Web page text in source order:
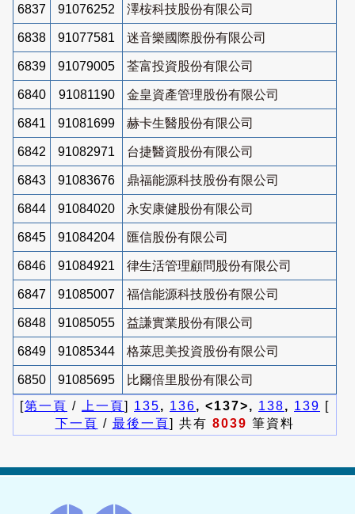
6837 91076252 澤桉科技股份有限公司
6838 91077581 迷音樂國際股份有限公司
6839 91079005 荃富投資股份有限公司
6840 91081190 金皇資產管理股份有限公司
6841 91081699 赫卡生醫股份有限公司
6842 91082971 台捷醫資股份有限公司
6843 91083676 鼎福能源科技股份有限公司
6844 91084020 永安康健股份有限公司
6845 91084204 匯信股份有限公司
6846 91084921 律生活管理顧問股份有限公司
6847 91085007 福信能源科技股份有限公司
6848 91085055 益謙實業股份有限公司
6849 91085344 格萊思美投資股份有限公司
6850 91085695
比爾倍里股份有限公司
[第一頁 / 上一頁] 135, 136, <137>, 138, 139 [
下一頁 / 最後一頁] 共有 8039 筆資料